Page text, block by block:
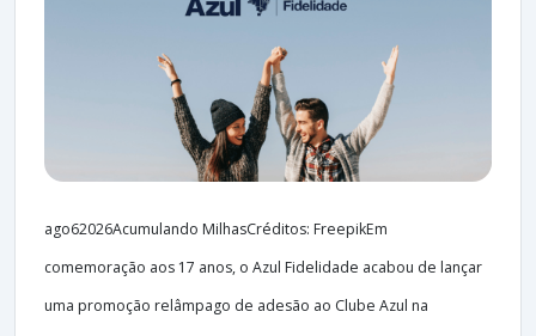
ago62026Acumulando MilhasCréditos: FreepikEm
comemoração aos 17 anos, o Azul Fidelidade acabou de lançar
uma promoção relâmpago de adesão ao Clube Azul na